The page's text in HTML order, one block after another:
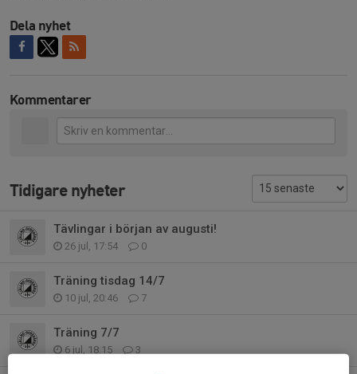
Dela nyhet
Kommentarer
Tidigare nyheter
Tävlingar i början av augusti!
26 jul, 17:54 0
Träning tisdag 14/7
10 jul, 20:46 7
Träning 7/7
6 jul, 18:15 3